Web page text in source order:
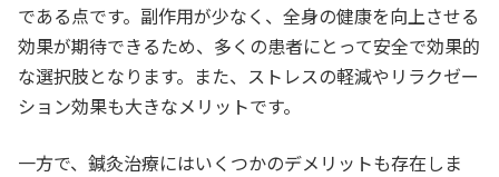
である点です。副作用が少なく、全身の健康を向上させる
効果が期待できるため、多くの患者にとって安全で効果的
な選択肢となります。また、ストレスの軽減やリラクゼー
ション効果も大きなメリットです。
一方で、鍼灸治療にはいくつかのデメリットも存在しま